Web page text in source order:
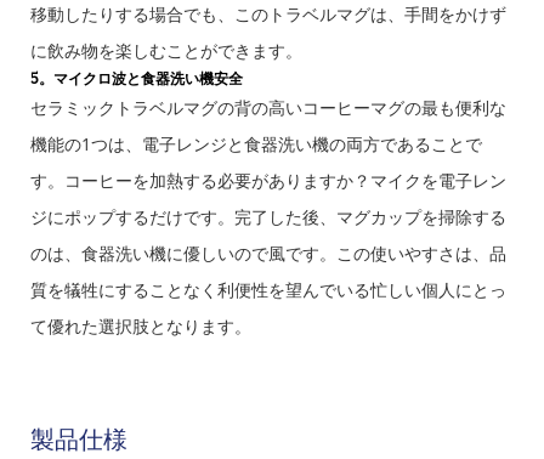
移動したりする場合でも、このトラベルマグは、手間をかけず
に飲み物を楽しむことができます。
5。マイクロ波と食器洗い機安全
セラミックトラベルマグの背の高いコーヒーマグの最も便利な
機能の1つは、電子レンジと食器洗い機の両方であることで
す。コーヒーを加熱する必要がありますか？マイクを電子レン
ジにポップするだけです。完了した後、マグカップを掃除する
のは、食器洗い機に優しいので風です。この使いやすさは、品
質を犠牲にすることなく利便性を望んでいる忙しい個人にとっ
て優れた選択肢となります。
製品仕様